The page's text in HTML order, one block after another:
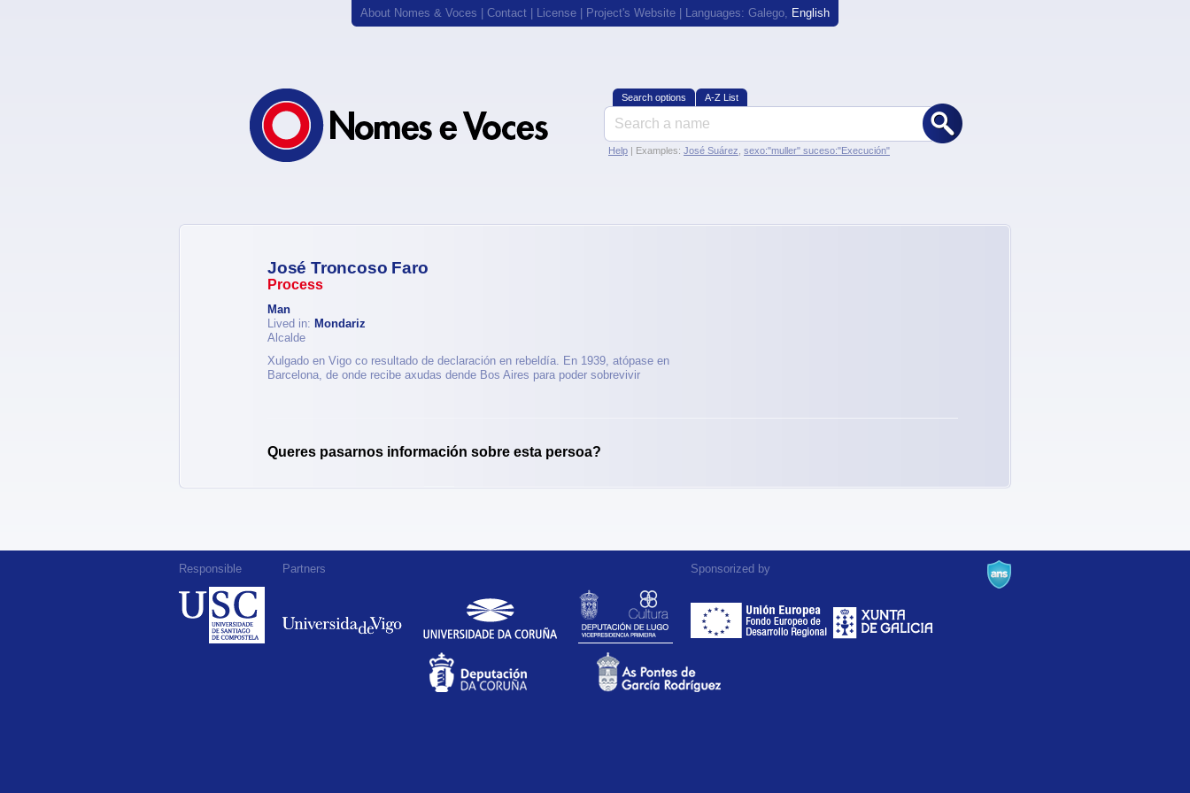
About Nomes & Voces Contact License Project's Website | Languages: Galego, English
Search options A-Z List
Help | Examples: José Suárez sexo:"muller" suceso:"Execución"
José Troncoso Faro
Process
Man
Lived in: Mondariz
Alcalde
Xulgado en Vigo co resultado de declaración en rebeldía. En 1939, atópase en
Barcelona, de onde recibe axudas dende Bos Aires para poder sobrevivir
Queres pasarnos información sobre esta persoa?
Responsible Partners Sponsorized by